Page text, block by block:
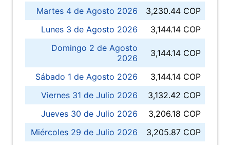
Martes 4 de Agosto 2026
3,230.44 COP
Lunes 3 de Agosto 2026
3,144.14 COP
Domingo 2 de Agosto
2026
3,144.14 COP
Sábado 1 de Agosto 2026
3,144.14 COP
Viernes 31 de Julio 2026
3,132.42 COP
Jueves 30 de Julio 2026
3,206.18 COP
Miércoles 29 de Julio 2026
3,205.87 COP